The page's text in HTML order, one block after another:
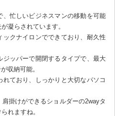
忙しいビジネスマンの移動を可能
凝らされています。
クナイロンでできており、耐久性
ジッパーで開閉するタイプで、最大
収納可能。
ており、しっかりと大切なパソコ
掛けができるショルダーの2wayタ
れますね。